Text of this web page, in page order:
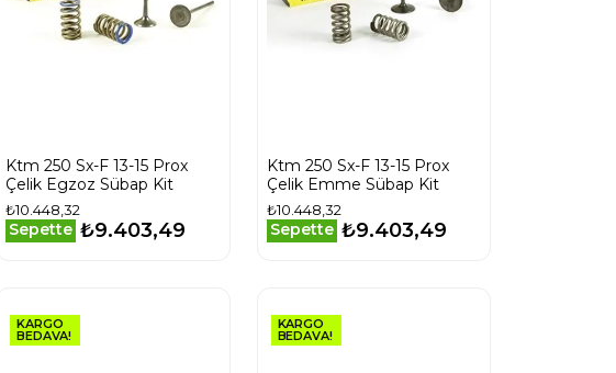
Ktm 250 Sx-F 13-15 Prox
Çelik Egzoz Sübap Kit
₺10.448,32
Sepette ₺9.403,49
Ktm 250 Sx-F 13-15 Prox
Çelik Emme Sübap Kit
₺10.448,32
Sepette ₺9.403,49
KARGO
BEDAVA!
KARGO
BEDAVA!